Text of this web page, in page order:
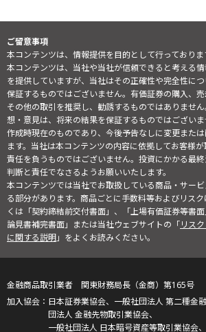
ご留意事項
本コンテンツは、情報提供を目的として行っておりま
本コンテンツは、当社や当社が信頼できると考える
を提供していますが、当社はその正確性や完全性に
保証するものではございません。有価証券の購入、売
その他の取引を推奨し、勧誘するものではありませ
想・意見は、将来の結果を保証するものではござい
作成時現在のものであり、今後予告なしに変更また
ます。当社は本コンテンツの内容に依拠してお客様
責任を負うものではございません。投資にかかる最
判断と責任でなさるようお願いいたします。
本コンテンツでは当社でお取扱している商品・サー
る部分があります。商品ごとに手数料等およびリス
くは「契約締結前交付書面」、「上場有価証券等書
論見書補完書面」または当社ウェブサイトの「リス
に関する説明」をよくお読みください。
金融商品取引業者 関東財務局長（金商）第165号
日本証券業協会、一般社団法人 第二種金
団法人 金融先物取引業協会、
一般社団法人 日本暗号資産等取引業協会